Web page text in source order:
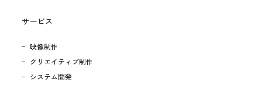
サービス
映像制作
クリエイティブ制作
システム開発